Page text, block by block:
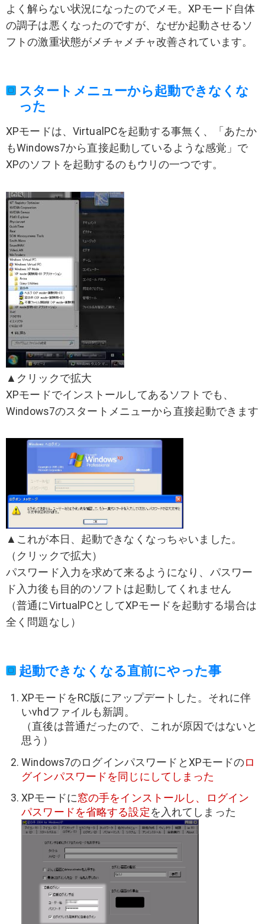
よく解らない状況になったのでメモ。XPモード自体
の調子は悪くなったのですが、なぜか起動させるソ
フトの激重状態がメチャメチャ改善されています。
スタートメニューから起動できなくな
った
XPモードは、VirtualPCを起動する事無く、「あたか
もWindows7から直接起動しているような感覚」で
XPのソフトを起動するのもウリの一つです。
▲クリックで拡大
XPモードでインストールしてあるソフトでも、
Windows7のスタートメニューから直接起動できます
▲これが本日、起動できなくなっちゃいました。
（クリックで拡大）
パスワード入力を求めて来るようになり、パスワー
ド入力後も目的のソフトは起動してくれません
（普通にVirtualPCとしてXPモードを起動する場合は
全く問題なし）
起動できなくなる直前にやった事
XPモードをRC版にアップデートした。それに伴
いvhdファイルも新調。
（直後は普通だったので、これが原因ではないと
思う）
Windows7のログインパスワードとXPモードのロ
グインパスワードを同じにしてしまった
XPモードに窓の手をインストールし、ログイン
パスワードを省略する設定 を入れてしまった